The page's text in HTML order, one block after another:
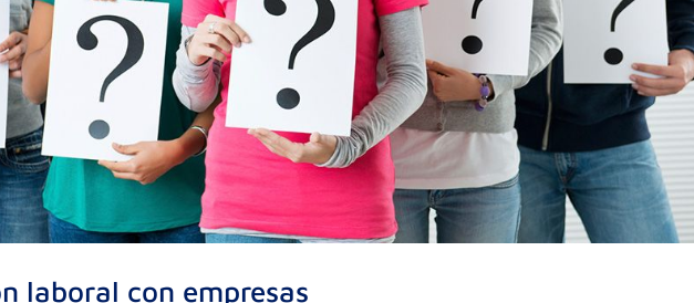
laboral con empresas